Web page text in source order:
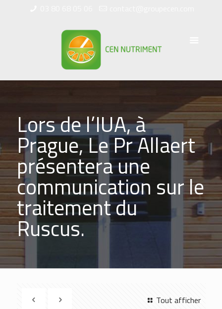
Lors de l’IUA, à
Prague, Le Pr Allaert
présentera une
communication sur le
traitement du
Ruscus.
Tout afficher